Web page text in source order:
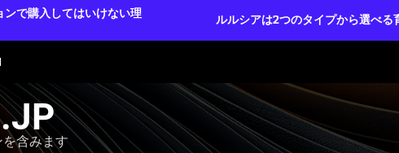
けない理
ルルシアは2つのタイプから選べる育毛剤
含みます